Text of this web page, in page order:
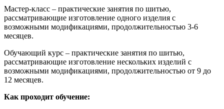
Мастер-класс – практические занятия по шитью,
рассматривающие изготовление одного изделия с
возможными модификациями, продолжительностью 3-6
месяцев.
Обучающий курс – практические занятия по шитью,
рассматривающие изготовление нескольких изделий с
возможными модификациями, продолжительностью от 9 до
12 месяцев.
Как проходит обучение: